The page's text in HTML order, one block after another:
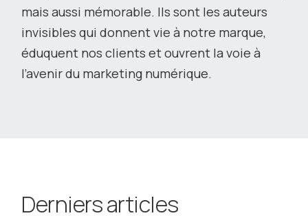
mais aussi mémorable. Ils sont les auteurs
invisibles qui donnent vie à notre marque,
éduquent nos clients et ouvrent la voie à
l’avenir du marketing numérique.
Derniers articles